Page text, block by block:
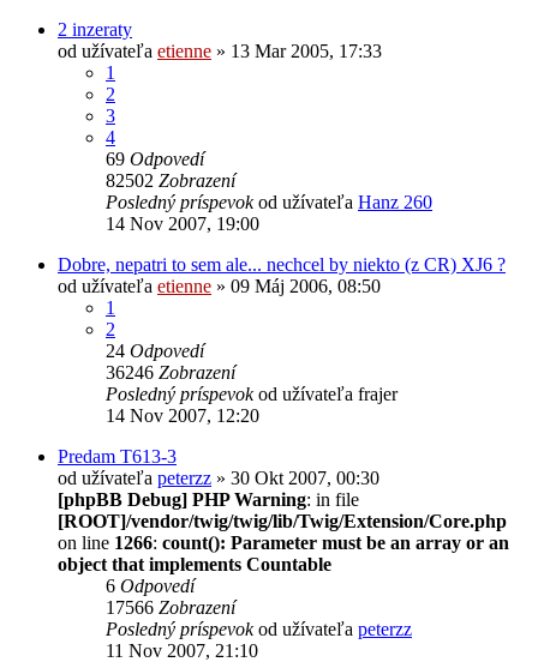
2 inzeraty
od užívateľa etienne » 13 Mar 2005, 17:33
1
2
3
4
69 Odpovedí
82502 Zobrazení
Posledný príspevokod užívateľa Hanz 260
14 Nov 2007, 19:00
Dobre, nepatri to sem ale... nechcel by niekto (z CR) XJ6 ?
od užívateľa etienne » 09 Máj 2006, 08:50
1
2
24 Odpovedí
36246 Zobrazení
Posledný príspevokod užívateľa frajer
14 Nov 2007, 12:20
Predam T613-3
od užívateľa peterzz » 30 Okt 2007, 00:30
[phpBB Debug] PHP Warning: in file
[ROOT]/vendor/twig/twig/lib/Twig/Extension/Core.php
on line 1266: count(): Parameter must be an array or an
object that implements Countable
6 Odpovedí
17566 Zobrazení
Posledný príspevokod užívateľa peterzz
11 Nov 2007, 21:10